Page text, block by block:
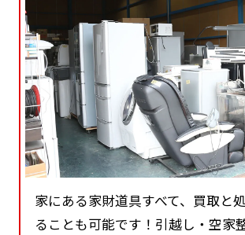
家にある家財道具すべて、買取と
ることも可能です！引越し・空家